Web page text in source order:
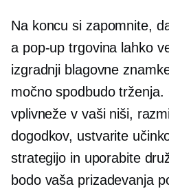
Na koncu si zapomnite,
a pop-up trgovina lahko
izgradnji blagovne
močno spodbudo
vplivneže v vaši niši,
dogodkov, ustvarite
strategijo in uporabite
bodo vaša prizadevanja